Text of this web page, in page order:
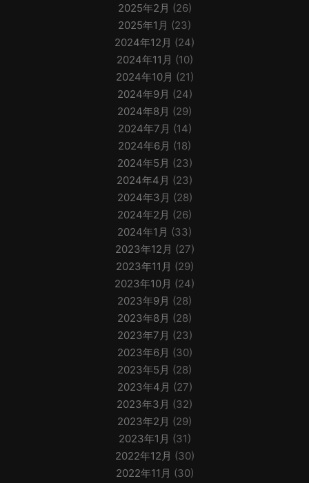
2025年2月 (26)
2025年1月 (23)
2024年12月 (24)
2024年11月 (10)
2024年10月 (21)
2024年9月 (24)
2024年8月 (29)
2024年7月 (14)
2024年6月 (18)
2024年5月 (23)
2024年4月 (23)
2024年3月 (28)
2024年2月 (26)
2024年1月 (33)
2023年12月 (27)
2023年11月 (29)
2023年10月 (24)
2023年9月 (28)
2023年8月 (28)
2023年7月 (23)
2023年6月 (30)
2023年5月 (28)
2023年4月 (27)
2023年3月 (32)
2023年2月 (29)
2023年1月 (31)
2022年12月 (30)
2022年11月 (30)